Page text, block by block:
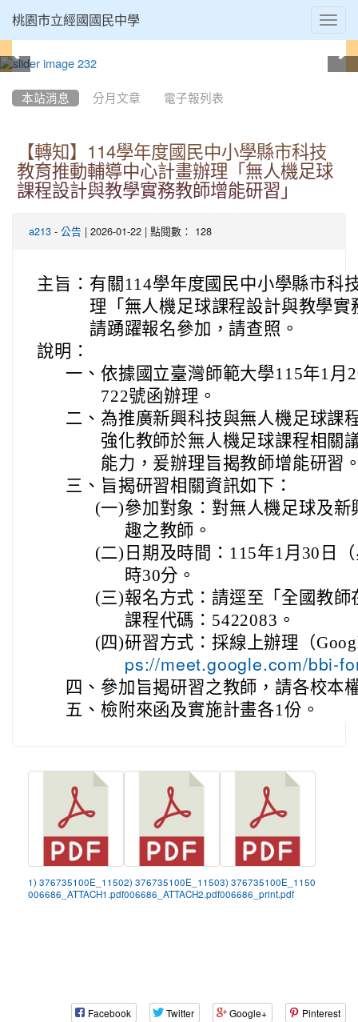
桃園市立經國國民中學
本站消息 分月文章 電子報列表
【轉知】114學年度國民中小學縣市科技
教育推動輔導中心計畫辦理「無人機足球
課程設計與教學實務教師增能研習」
a213 - 公告 | 2026-01-22 | 點閱數： 128
主旨： 有關114學年度國民中小學縣市科
理「無人機足球課程設計與教學
請踴躍報名參加，請查照。
說明：
一、 依據國立臺灣師範大學115年1月
722號函辦理。
二、 為推廣新興科技與無人機足球課
強化教師於無人機足球課程相關
能力，爰辦理旨揭教師增能研習
三、 旨揭研習相關資訊如下：
(一)參加對象：對無人機足球及
趣之教師。
(二) 日期及時間：115年1月30日
時30分。
(三)報名方式：請逕至「全國教
課程代碼：5422083。
(四)研習方式：採線上辦理（
ps://meet.google.com/bbi-
四、 參加旨揭研習之教師，請各校本
五、 檢附來函及實施計畫各1份。
1) 376735100E_1150
006686_ATTACH1.pdf
2) 376735100E_1150
006686_ATTACH2.pdf
3) 376735100E_1150
006686_print.pdf
Facebook Twitter Google+ Pinterest